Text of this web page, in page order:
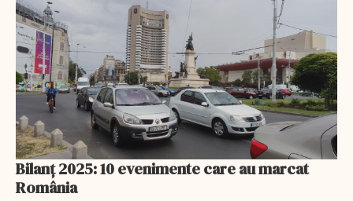
Bilanț 2025: 10 evenimente care au marcat
România